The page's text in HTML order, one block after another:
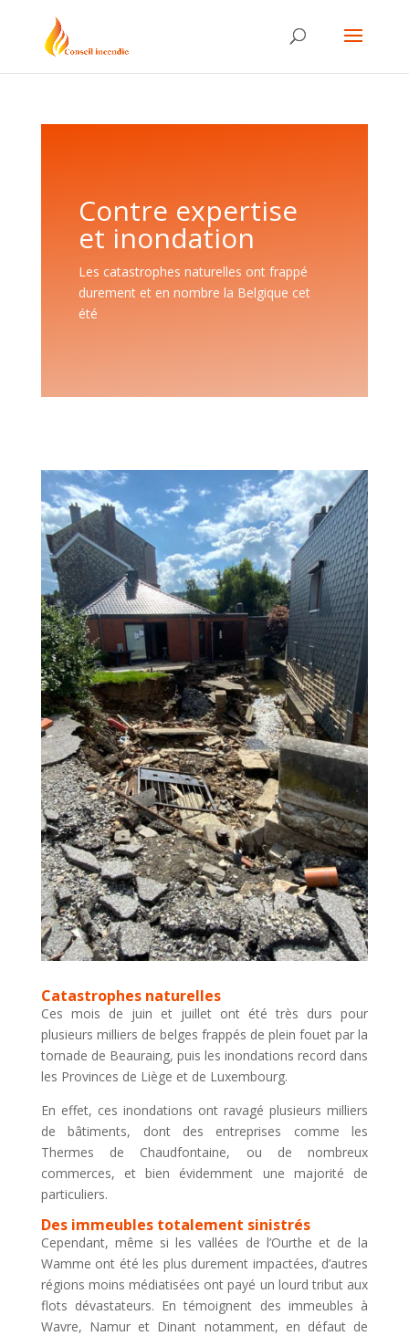
Contre expertise
et inondation
Les catastrophes naturelles ont frappé
durement et en nombre la Belgique cet
été
Catastrophes naturelles
Ces mois de juin et juillet ont été très durs pour
plusieurs milliers de belges frappés de plein fouet par la
tornade de Beauraing, puis les inondations record dans
les Provinces de Liège et de Luxembourg.
En effet, ces inondations ont ravagé plusieurs milliers
de bâtiments, dont des entreprises comme les
Thermes de Chaudfontaine, ou de nombreux
commerces, et bien évidemment une majorité de
particuliers.
Des immeubles totalement sinistrés
Cependant, même si les vallées de l’Ourthe et de la
Wamme ont été les plus durement impactées, d’autres
régions moins médiatisées ont payé un lourd tribut aux
flots dévastateurs. En témoignent des immeubles à
Wavre, Namur et Dinant notamment, en défaut de